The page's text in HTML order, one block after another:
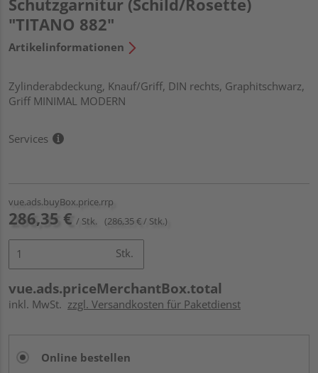
"TITANO 882"
Artikelinformationen
Zylinderabdeckung, Knauf/Griff, DIN rechts, Graphitschwarz,
Griff MINIMAL MODERN
Services
vue.ads.buyBox.price.rrp
286,35 € / Stk. (286,35 € / Stk.)
Stk.
vue.ads.priceMerchantBox.total
inkl. MwSt. zzgl. Versandkosten für Paketdienst
Online bestellen